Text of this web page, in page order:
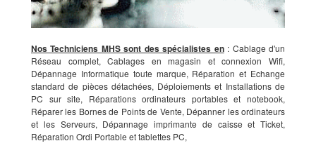
Nos Techniciens MHS sont des spécialistes en: Cablage d'un
Réseau complet, Cablages en magasin et connexion Wifi,
Dépannage Informatique toute marque, Réparation et Echange
standard de pièces détachées, Déploiements et Installations de
PC sur site, Réparations ordinateurs portables et notebook,
Réparer les Bornes de Points de Vente, Dépanner les ordinateurs
et les Serveurs, Dépannage imprimante de caisse et Ticket,
Réparation Ordi Portable et tablettes PC,